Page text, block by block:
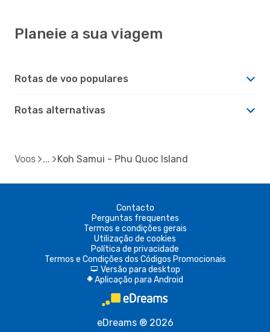
Planeie a sua viagem
Rotas de voo populares
Rotas alternativas
Voos Koh Samui - Phu Quoc Island
Contacto
Perguntas frequentes
Termos e condições gerais
Utilização de cookies
Política de privacidade
Termos e Condições dos Códigos Promocionais
d Versão para desktop
A Aplicação para Android
eDreams ® 2026